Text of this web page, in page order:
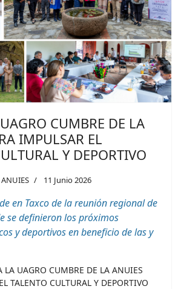
CUMBRE DE LA
IMPULSAR EL
Y DEPORTIVO
ANUIES 11 Junio 2026
en Taxco de la reunión regional de
se definieron los próximos
y deportivos en beneficio de las y
UAGRO CUMBRE DE LA ANUIES
TALENTO CULTURAL Y DEPORTIVO